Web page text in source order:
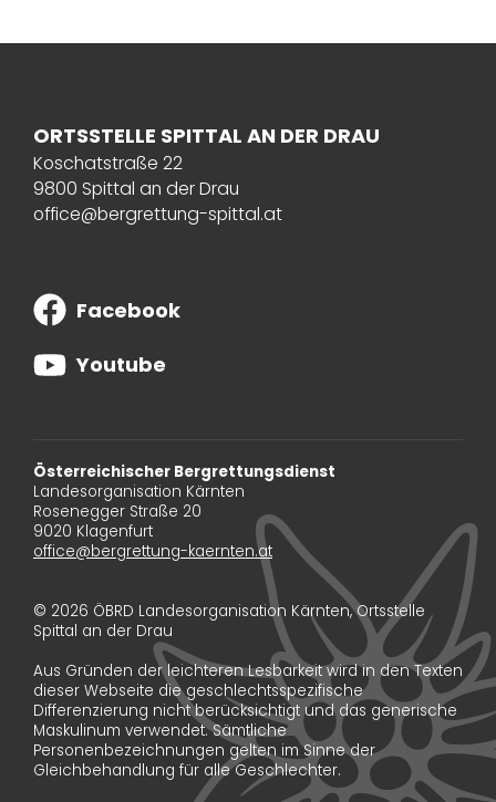
ORTSSTELLE SPITTAL AN DER DRAU
Koschatstraße 22
9800 Spittal an der Drau
office@bergrettung-spittal.at
Facebook
Youtube
Österreichischer Bergrettungsdienst
Landesorganisation Kärnten
Rosenegger Straße 20
9020 Klagenfurt
office@bergrettung-kaernten.at
© 2026 ÖBRD Landesorganisation Kärnten, Ortsstelle
Spittal an der Drau
Aus Gründen der leichteren Lesbarkeit wird in den Texten
dieser Webseite die geschlechtsspezifische
Differenzierung nicht berücksichtigt und das generische
Maskulinum verwendet. Sämtliche
Personenbezeichnungen gelten im Sinne der
Gleichbehandlung für alle Geschlechter.